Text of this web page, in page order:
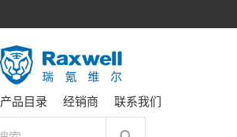
产品目录 经销商 联系我们